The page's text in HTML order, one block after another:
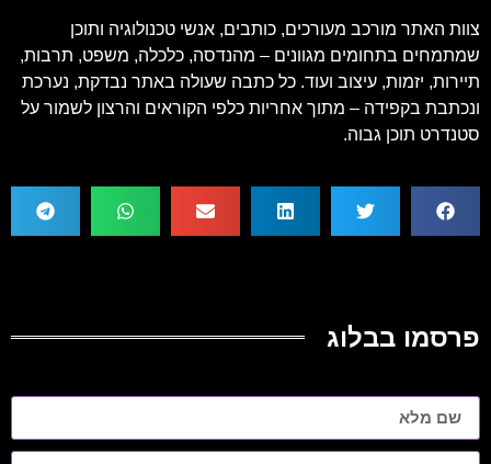
צוות האתר מורכב מעורכים, כותבים, אנשי טכנולוגיה ותוכן
שמתמחים בתחומים מגוונים – מהנדסה, כלכלה, משפט, תרבות,
תיירות, יזמות, עיצוב ועוד. כל כתבה שעולה באתר נבדקת, נערכת
ונכתבת בקפידה – מתוך אחריות כלפי הקוראים והרצון לשמור על
סטנדרט תוכן גבוה.
פרסמו בבלוג